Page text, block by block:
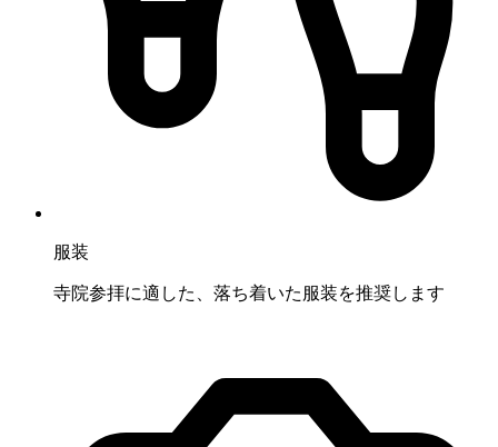
服装
寺院参拝に適した、落ち着いた服装を推奨します